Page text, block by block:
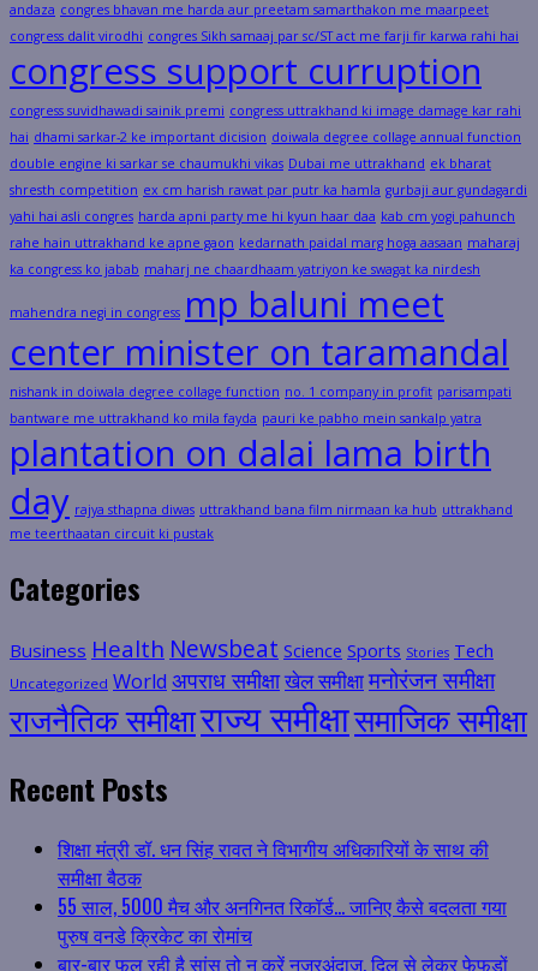
andaza congres bhavan me harda aur preetam samarthakon me maarpeet
congress dalit virodhi congres Sikh samaaj par sc/ST act me farji fir karwa rahi hai
congress support curruption
congress suvidhawadi sainik premi congress uttrakhand ki image damage kar rahi
hai dhami sarkar-2 ke important dicision doiwala degree collage annual function
double engine ki sarkar se chaumukhi vikas Dubai me uttrakhand ek bharat
shresth competition ex cm harish rawat par putr ka hamla gurbaji aur gundagardi
yahi hai asli congres harda apni party me hi kyun haar daa kab cm yogi pahunch
rahe hain uttrakhand ke apne gaon kedarnath paidal marg hoga aasaan maharaj
ka congress ko jabab maharj ne chaardhaam yatriyon ke swagat ka nirdesh
mahendra negi in congress mp baluni meet
center minister on taramandal
nishank in doiwala degree collage function no. 1 company in profit parisampati
bantware me uttrakhand ko mila fayda pauri ke pabho mein sankalp yatra
plantation on dalai lama birth
day rajya sthapna diwas uttrakhand bana film nirmaan ka hub uttrakhand
me teerthaatan circuit ki pustak
Categories
Business Health Newsbeat Science Sports Stories Tech
Uncategorized World अपराध समीक्षाखेल समीक्षामनोरंजन समीक्षा
राजनैतिक समीक्षाराज्य समीक्षासमाजिक समीक्षा
Recent Posts
शिक्षा मंत्री डॉ. धन सिंह रावत ने विभागीय अधिकारियों के साथ की
समीक्षा बैठक
55 साल, 5000 मैच और अनगिनत रिकॉर्ड… जानिए कैसे बदलता गया
पुरुष वनडे क्रिकेट का रोमांच
बार-बार फूल रही है सांस तो न करें नजरअंदाज, दिल से लेकर फेफड़ों